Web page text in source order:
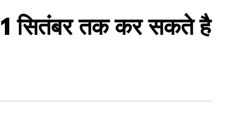
सितंबर तक कर सकते है